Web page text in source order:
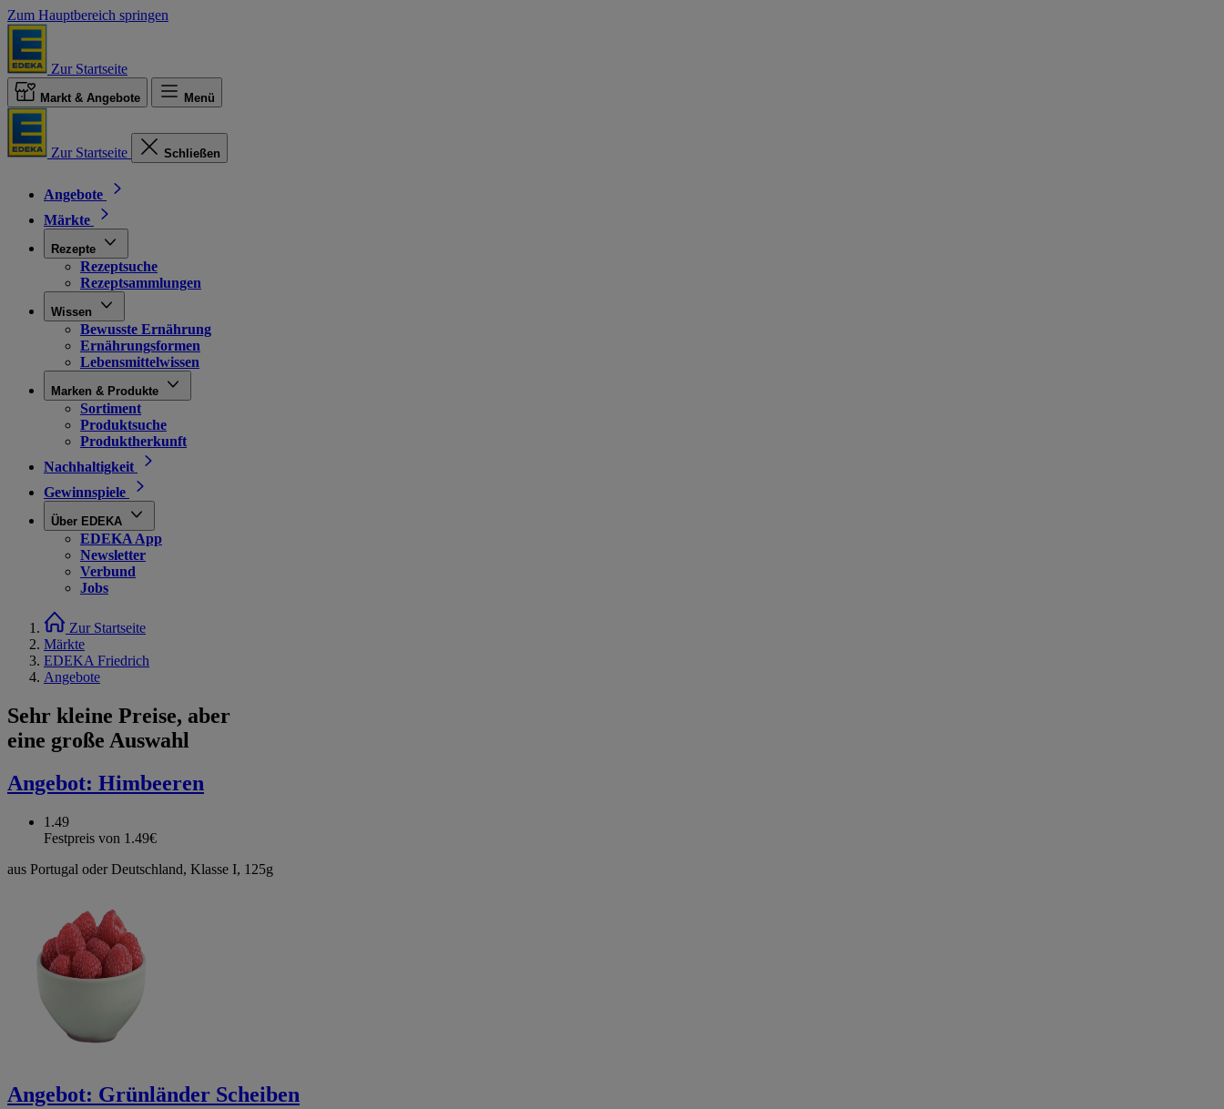
Zum Hauptbereich springen
Zur Startseite
Markt & Angebote Menü
Zur Startseite Schließen
Angebote
Märkte
Rezepte
Rezeptsuche
Rezeptsammlungen
Wissen
Bewusste Ernährung
Ernährungsformen
Lebensmittelwissen
Marken & Produkte
Sortiment
Produktsuche
Produktherkunft
Nachhaltigkeit
Gewinnspiele
Über EDEKA
EDEKA App
Newsletter
Verbund
Jobs
Zur Startseite
Märkte
EDEKA Friedrich
Angebote
Sehr kleine Preise, aber
eine große Auswahl
Angebot: Himbeeren
1.49
Festpreis von 1.49€
aus Portugal oder Deutschland, Klasse I, 125g
Angebot: Grünländer Scheiben